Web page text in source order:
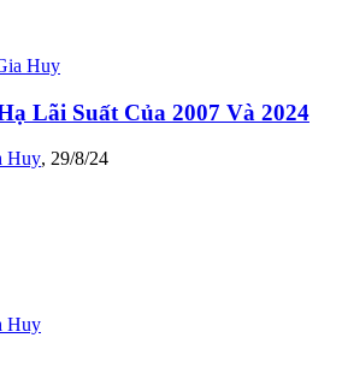
Lãi Suất Của 2007 Và 2024
Huy, 29/8/24
Huy